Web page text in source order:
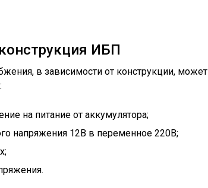
ИБП
в зависимости от конструкции, может
на питание от аккумулятора;
напряжения 12В в переменное 220В;